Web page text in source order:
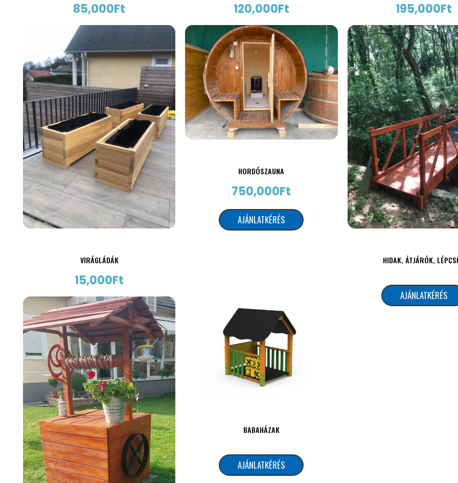
85,000Ft
AJÁNLATKÉRÉS
120,000Ft
AJÁNLATKÉRÉS
195,000Ft
AJÁNLATKÉRÉS
VIRÁGLÁDÁK
15,000Ft
AJÁNLATKÉRÉS
HORDÓSZAUNA
750,000Ft
AJÁNLATKÉRÉS
HIDAK, ÁTJÁRÓK,
AJÁNLATKÉRÉS
BABAHÁZAK
AJÁNLATKÉRÉS